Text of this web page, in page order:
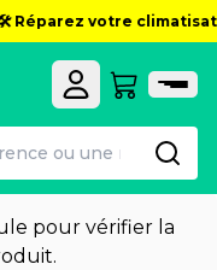
Réparez votre
pour vérifier la